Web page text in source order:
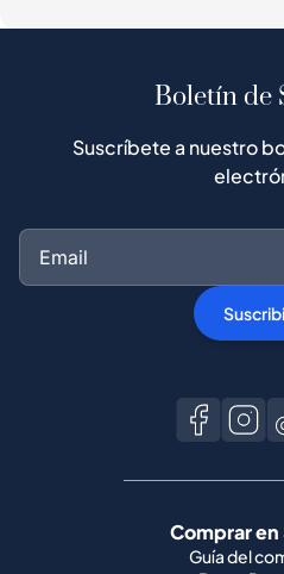
Boletín de
Suscríbete a nuestro
Comprar
Guía del